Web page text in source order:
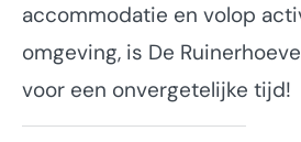
accommodatie en volop
omgeving, is De
voor een onvergetelijke tijd!